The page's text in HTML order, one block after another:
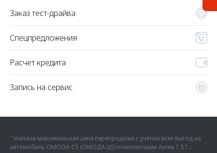
Заказ тест-драйва
Спецпредложения
Расчет кредита
Запись на сервис
¹ Указана максимальная цена перепродажи с учетом всех выгод на
автомобиль OMODA C5 (ОМОДА Ц5) комплектации Актив 1.5Т